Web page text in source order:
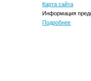
Карта сайта
Информация
Подробнее